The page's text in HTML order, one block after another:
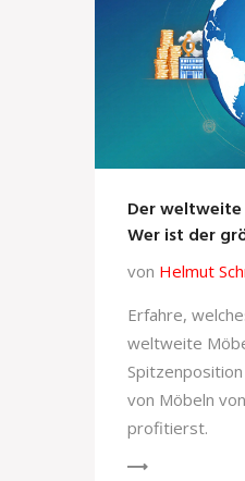
Der
Wer ist der
von Helmut
Erfahre,
weltweite
von Möbeln
profitierst.